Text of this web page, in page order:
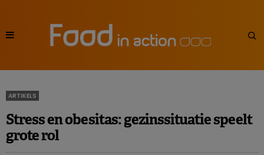
ARTIKELS
Stress en obesitas: gezinssituatie speelt
grote rol